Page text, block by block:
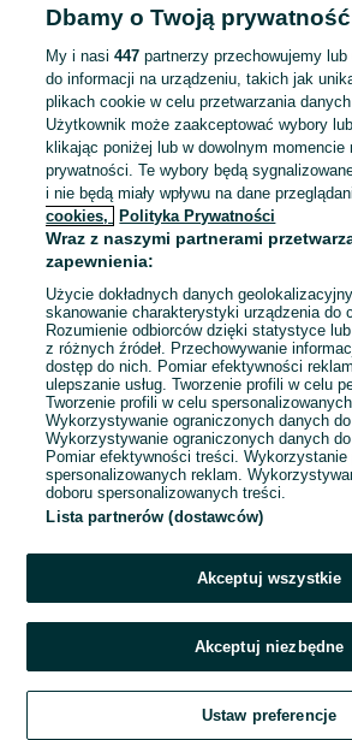
Wybierz kategorię
ZNALEŹLIŚMY 1
OGŁOSZENIE
Sortowanie
Młodszy/a Operator/ka
AIB SA
31,50 - 32,50 zł / godz. brutto
Knurów
Pełny etat
Umowa o pracę
Odpowiednie doświadczenie zawodowe
Dyspozycyjność: Praca zmianowa
Pracownicy z Ukrainy: 🇺🇦 Запрошуємо
Odświeżono dnia 30 lipca 2026
Dbamy o Twoją prywatność
My i nasi447 partnerzy przechowujemy
do informacji na urządzeniu, takich jak
plikach cookie w celu przetwarzania
Użytkownik może zaakceptować wybory
klikając poniżej lub w dowolnym momencie
prywatności. Te wybory będą
i nie będą miały wpływu na dane
cookies,
Polityka Prywatności
Wraz z naszymi partnerami
zapewnienia:
Użycie dokładnych danych
skanowanie charakterystyki urządzenia do
Rozumienie odbiorców dzięki statystyce
z różnych źródeł. Przechowywanie
dostęp do nich. Pomiar efektywności
ulepszanie usług. Tworzenie profili w celu
Tworzenie profili w celu
Wykorzystywanie ograniczonych danych
Wykorzystywanie ograniczonych danych
Pomiar efektywności treści. Wykorzystanie
spersonalizowanych reklam.
doboru spersonalizowanych treści.
Lista partnerów (dostawców)
Akceptuj wszystkie
Akceptuj niezbędne
Ustaw preferencje